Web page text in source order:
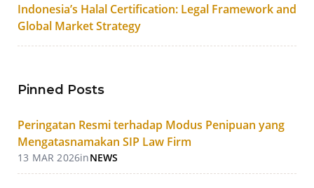
Indonesia’s Halal Certification: Legal Framework and
Global Market Strategy
Pinned Posts
Peringatan Resmi terhadap Modus Penipuan yang
Mengatasnamakan SIP Law Firm
13 MAR 2026inNEWS